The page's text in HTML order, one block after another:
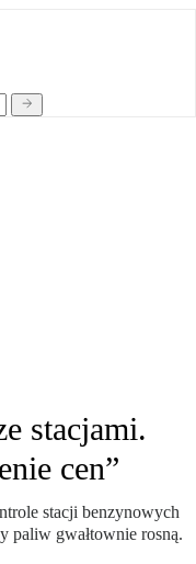
stacjami.
cen”
stacji benzynowych
paliw gwałtownie rosną.